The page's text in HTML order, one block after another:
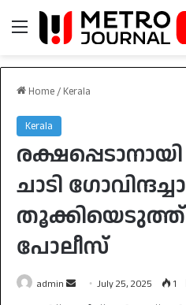
Menu
Home / Kerala
Kerala
ചാടി
തൂക്കിയെടുത്ത്
പോലീസ്
admin
Send July 25, 2025 1